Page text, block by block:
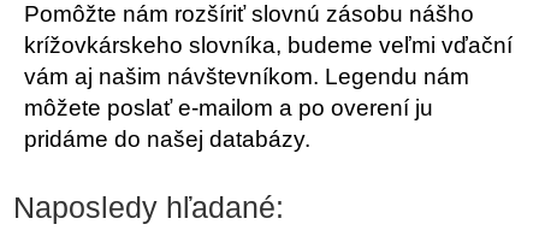
Pomôžte nám rozšíriť slovnú zásobu nášho
krížovkárskeho slovníka, budeme veľmi vďační
vám aj našim návštevníkom. Legendu nám
môžete poslať e-mailom a po overení ju
pridáme do našej databázy.
Naposledy hľadané: